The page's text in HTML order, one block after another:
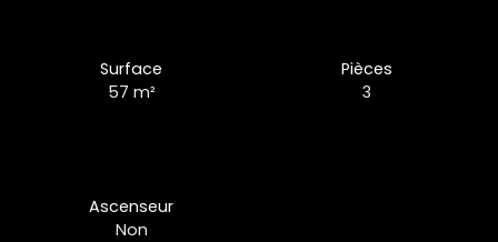
Surface
57 m²
Pièces
3
Ascenseur
Non